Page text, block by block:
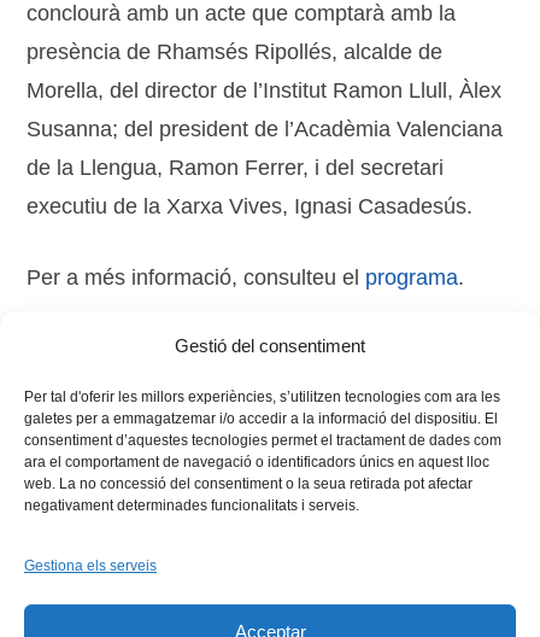
Gestió del consentiment
Per tal d'oferir les millors experiències, s’utilitzen tecnologies com ara les
galetes per a emmagatzemar i/o accedir a la informació del dispositiu. El
consentiment d’aquestes tecnologies permet el tractament de dades com
ara el comportament de navegació o identificadors únics en aquest lloc
web. La no concessió del consentiment o la seua retirada pot afectar
negativament determinades funcionalitats i serveis.
Gestiona els serveis
Acceptar
conclourà amb un acte que comptarà amb la
presència de Rhamsés Ripollés, alcalde de
Morella, del director de l’Institut Ramon Llull, Àlex
Susanna; del president de l’Acadèmia Valenciana
de la Llengua, Ramon Ferrer, i del secretari
executiu de la Xarxa Vives, Ignasi Casadesús.
Per a més informació, consulteu el programa.
,vi curs didàct,Vinaròs